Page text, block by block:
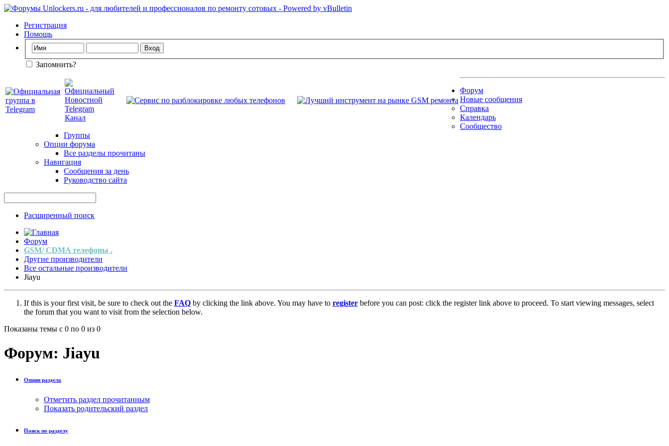
Регистрация
Помощь
Запомнить?
Форум
Новые сообщения
Справка
Календарь
Сообщество
Группы
Опции форума
Все разделы прочитаны
Навигация
Сообщения за день
Руководство сайта
Расширенный поиск
Форум
GSM/ CDMA телефоны .
Другие производители
Все остальные производители
Jiayu
If this is your first visit, be sure to check out the FAQ by clicking the link above. You may have to register before you can post: click the register link above to proceed. To start viewing messages, select
the forum that you want to visit from the selection below.
Показаны темы с 0 по 0 из 0
Форум: Jiayu
Опции раздела
Отметить раздел прочитанным
Показать родительский раздел
Поиск по разделу